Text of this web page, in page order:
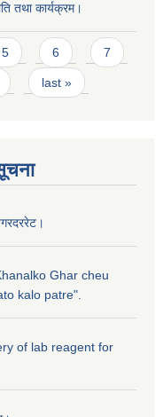
तथा कार्यक्रम।
5 6 7
last »
Ghar cheu
kalo patre".
of lab reagent for